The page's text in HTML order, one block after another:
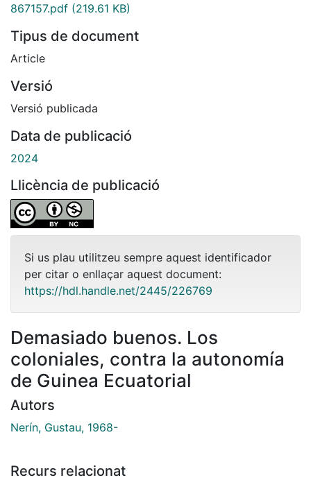
867157.pdf (219.61 KB)
Tipus de document
Article
Versió
Versió publicada
Data de publicació
2024
Llicència de publicació
Si us plau utilitzeu sempre aquest identificador
per citar o enllaçar aquest document:
https://hdl.handle.net/2445/226769
Demasiado buenos. Los
coloniales, contra la autonomía
de Guinea Ecuatorial
Autors
Nerín, Gustau, 1968-
Recurs relacionat